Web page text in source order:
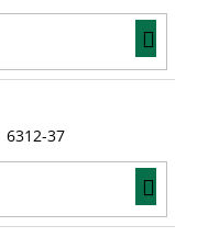
6312-37